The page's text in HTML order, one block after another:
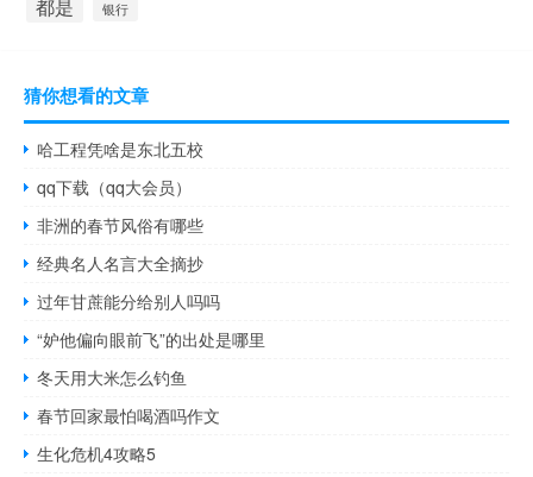
都是 银行
猜你想看的文章
哈工程凭啥是东北五校
qq下载（qq大会员）
非洲的春节风俗有哪些
经典名人名言大全摘抄
过年甘蔗能分给别人吗吗
“妒他偏向眼前飞”的出处是哪里
冬天用大米怎么钓鱼
春节回家最怕喝酒吗作文
生化危机4攻略5